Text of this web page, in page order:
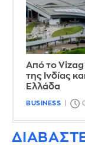
Από το Vizag
της Ινδίας
Ελλάδα
BUSINESS